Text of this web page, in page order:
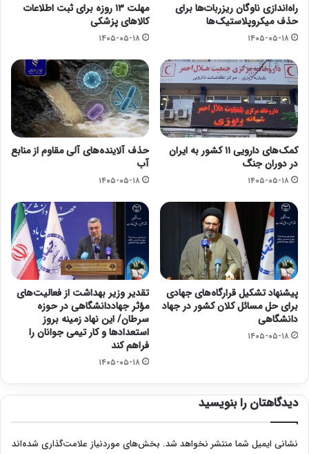
راه‌اندازی ناوگان ریزربات‌ها برای
حذف میکروپلاستیک‌ها
۱۴۰۵-۰۵-۱۸
مهلت ۱۳ روزه برای ثبت اطلاعات
کالاهای پزشکی
۱۴۰۵-۰۵-۱۸
کمک‌های دارویی ۱۱ کشور به ایران
در دوران جنگ
۱۴۰۵-۰۵-۱۸
حذف آلاینده‌های آلی مقاوم از منابع
آب
۱۴۰۵-۰۵-۱۸
پیشنهاد تشکیل قرارگاه‌های جهادی
برای حل مسائل کلان کشور در جهاد
دانشگاهی
۱۴۰۵-۰۵-۱۸
تقدیر وزیر بهداشت از فعالیت‌های
مؤثر جهاددانشگاهی در حوزه
سرطان/ این نهاد زمینه بروز
استعدادها و کار تیمی جوانان را
فراهم کند
۱۴۰۵-۰۵-۱۸
دیدگاهتان را بنویسید
نشانی ایمیل شما منتشر نخواهد شد. بخش‌های موردنیاز علامت‌گذاری شده‌اند